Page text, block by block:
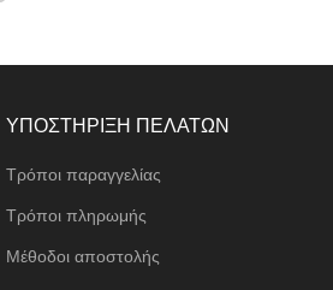
ΥΠΟΣΤΗΡΙΞΗ ΠΕΛΑΤΩΝ
Τρόποι παραγγελίας
Τρόποι πληρωμής
Μέθοδοι αποστολής